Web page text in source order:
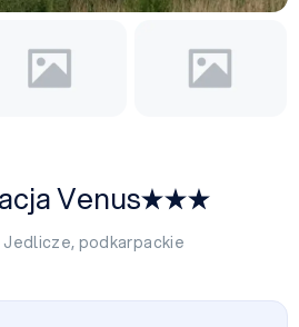
Venus
Jedlicze, podkarpackie